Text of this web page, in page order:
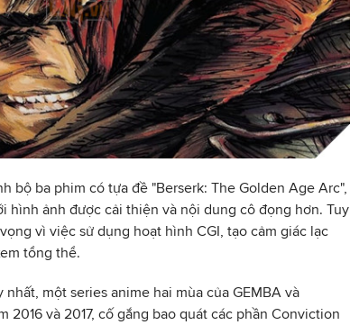
bộ ba phim có tựa đề "Berserk: The Golden Age Arc",
hình ảnh được cải thiện và nội dung cô đọng hơn. Tuy
vì việc sử dụng hoạt hình CGI, tạo cảm giác lạc
tổng thể.
một series anime hai mùa của GEMBA và
2016 và 2017, cố gắng bao quát các phần Conviction